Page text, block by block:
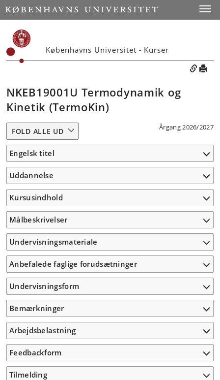
Københavns Universitet - Kurser
NKEB19001U Termodynamik og
Kinetik (TermoKin)
Årgang 2026/2027
FOLD ALLE UD
Engelsk titel
Uddannelse
Kursusindhold
Målbeskrivelser
Undervisningsmateriale
Anbefalede faglige forudsætninger
Undervisningsform
Bemærkninger
Arbejdsbelastning
Feedbackform
Tilmelding